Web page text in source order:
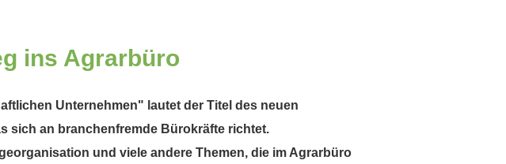
ins Agrarbüro
Unternehmen" lautet der Titel des neuen
sich an branchenfremde Bürokräfte richtet.
und viele andere Themen, die im Agrarbüro